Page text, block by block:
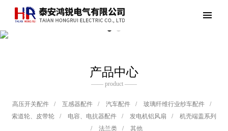
产品中心
—— product ——
高压开关配件 / 互感器配件 / 汽车配件 / 玻璃纤维行业纱车配件
/
索道轮、皮带轮
/ 电容、电抗器配件 / 发电机铝风扇 /
机壳端盖系列
/
法兰类 / 其他